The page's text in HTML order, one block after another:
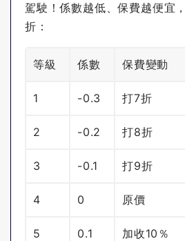
駕駛！係數越低、保費越便宜
折：
等級 係數 保費變動
1 -0.3 打7折
2 -0.2 打8折
3 -0.1 打9折
4 0 原價
5 0.1 加收10％